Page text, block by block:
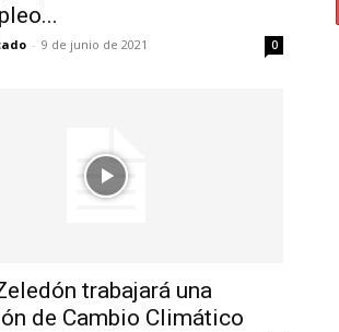
- 9 de junio de 2021 0
trabajará una
de Cambio Climático